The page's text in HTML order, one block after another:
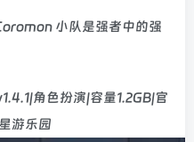
小队是强者中的强